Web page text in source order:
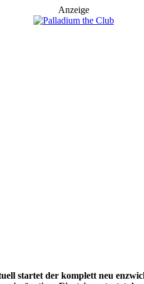
Anzeige
startet der komplett neu